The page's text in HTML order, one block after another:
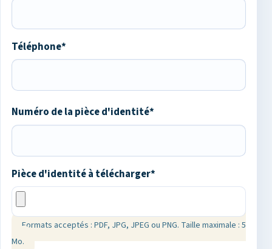
Téléphone*
Numéro de la pièce d'identité*
Pièce d'identité à télécharger*
Formats acceptés : PDF, JPG, JPEG ou PNG. Taille maximale : 5
Mo.